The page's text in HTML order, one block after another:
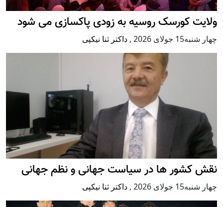
ولایت کورسک روسیه به زودی پاکسازی می شود
چهار شنبه15 جولای 2026 , داکتر ثنا نیکپی
نقش کشور ها در سیاست جهانی و نظم جهانی
چهار شنبه15 جولای 2026 , داکتر ثنا نیکپی